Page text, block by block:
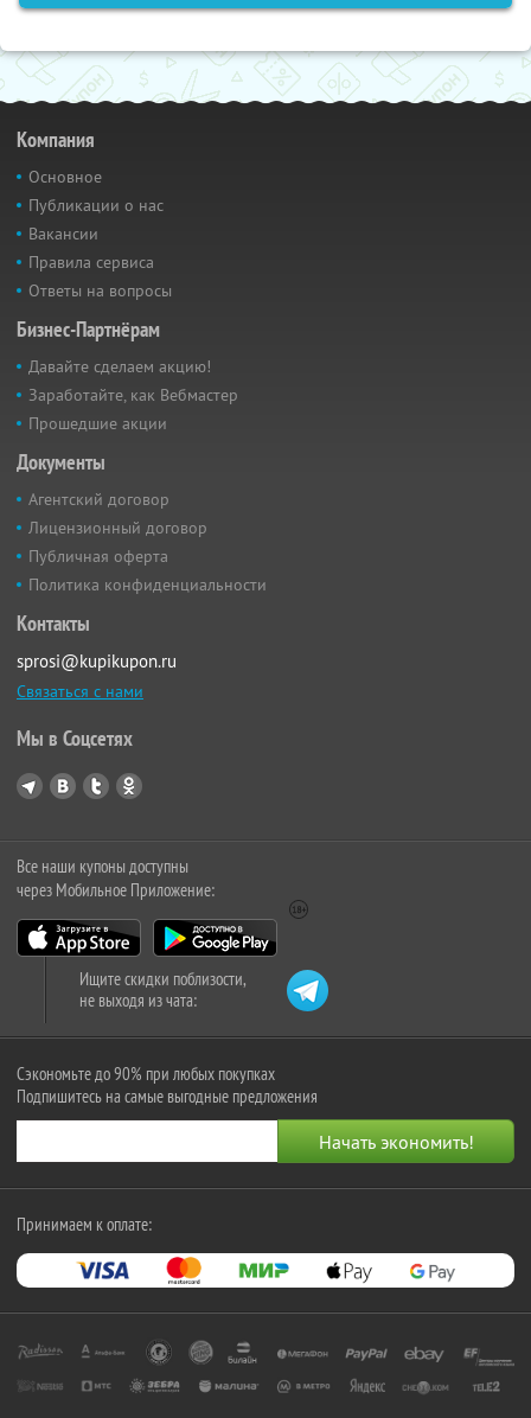
Компания
Основное
Публикации о нас
Вакансии
Правила сервиса
Ответы на вопросы
Бизнес-Партнёрам
Давайте сделаем акцию!
Заработайте, как Вебмастер
Прошедшие акции
Документы
Агентский договор
Лицензионный договор
Публичная оферта
Политика конфиденциальности
Контакты
sprosi@kupikupon.ru
Связаться с нами
Мы в Соцсетях
Все наши купоны доступны
через Мобильное Приложение:
Ищите скидки поблизости,
не выходя из чата:
Сэкономьте до 90% при любых покупках
Подпишитесь на самые выгодные предложения
Принимаем к оплате: